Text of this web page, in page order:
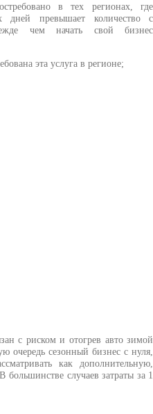
в тех регионах, где
дней превышает количество с
чем начать свой бизнес
эта услуга в регионе;
с риском и отогрев авто зимой
очередь сезонный бизнес с нуля,
как дополнительную,
случаев затраты за 1